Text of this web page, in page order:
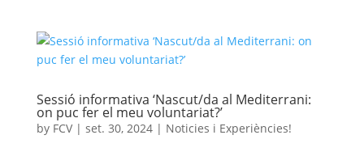
Sessió informativa ‘Nascut/da al Mediterrani:
on puc fer el meu voluntariat?’
by FCV| set. 30, 2024| Noticies i Experiències!